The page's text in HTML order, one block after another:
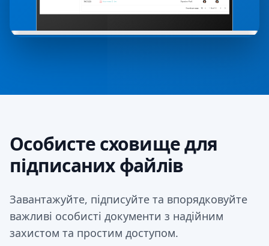
Особисте сховище для
підписаних файлів
Завантажуйте, підписуйте та впорядковуйте
важливі особисті документи з надійним
захистом та простим доступом.